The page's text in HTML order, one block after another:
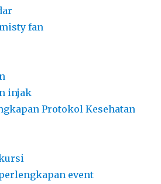
fan
injak
Protokol Kesehatan
event